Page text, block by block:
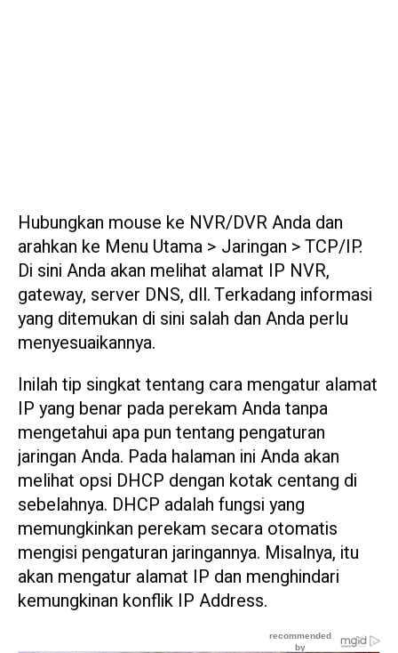
Hubungkan mouse ke NVR/DVR Anda dan
arahkan ke Menu Utama > Jaringan > TCP/IP.
Di sini Anda akan melihat alamat IP NVR,
gateway, server DNS, dll. Terkadang informasi
yang ditemukan di sini salah dan Anda perlu
menyesuaikannya.
Inilah tip singkat tentang cara mengatur alamat
IP yang benar pada perekam Anda tanpa
mengetahui apa pun tentang pengaturan
jaringan Anda. Pada halaman ini Anda akan
melihat opsi DHCP dengan kotak centang di
sebelahnya. DHCP adalah fungsi yang
memungkinkan perekam secara otomatis
mengisi pengaturan jaringannya. Misalnya, itu
akan mengatur alamat IP dan menghindari
kemungkinan konflik IP Address.